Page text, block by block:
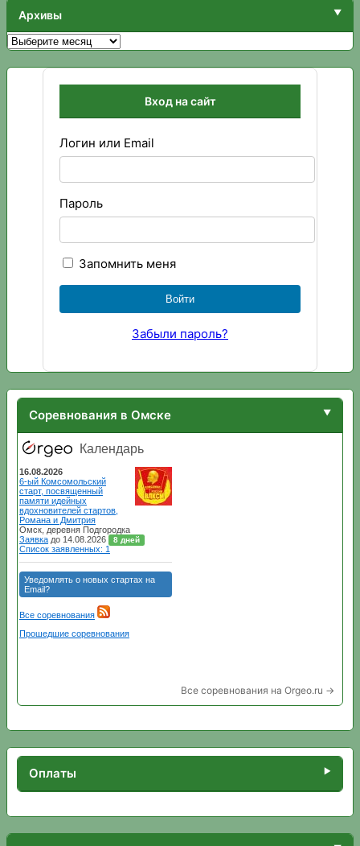
Архивы
Архивы
Вход на сайт
Логин или Email
Пароль
Запомнить меня
Забыли пароль?
Соревнования в Омске
Все соревнования на Orgeo.ru →
Оплаты